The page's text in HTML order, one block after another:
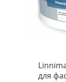
для